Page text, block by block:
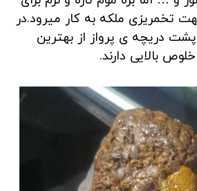
تخمریزی ملکه به کار میرود.در
دریچه ی پرواز از بهترین
بالایی دارند.